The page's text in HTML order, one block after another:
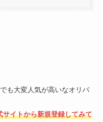
も大変人気が高いなオリパ
イトから新規登録してみて